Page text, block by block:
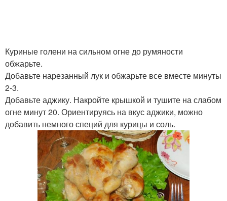
Куриные голени на сильном огне до румяности
обжарьте.
Добавьте нарезанный лук и обжарьте все вместе минуты
2-3.
Добавьте аджику. Накройте крышкой и тушите на слабом
огне минут 20. Ориентируясь на вкус аджики, можно
добавить немного специй для курицы и соль.